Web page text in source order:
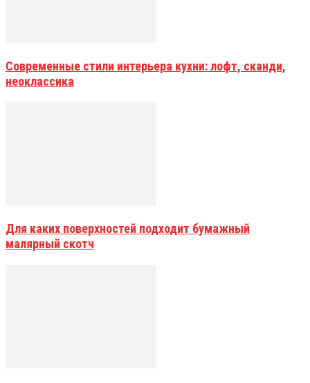
Современные стили интерьера кухни: лофт, сканди,
неоклассика
Для каких поверхностей подходит бумажный
малярный скотч